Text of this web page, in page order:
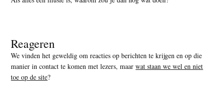
Reageren
We vinden het geweldig om reacties op berichten te krijgen en op die
manier in contact te komen met lezers, maarwat staan we wel en niet
toe op de site?